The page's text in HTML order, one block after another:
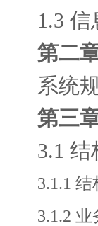
1.3
第二
系统
第三
3.1
3.1.1
3.1.2